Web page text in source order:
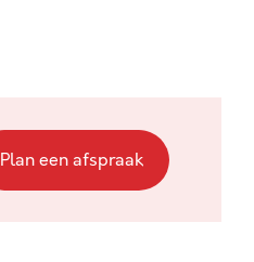
Plan een afspraak